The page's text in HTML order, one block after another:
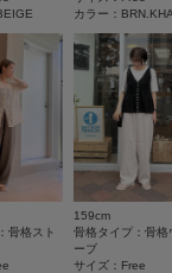
2026.7.28
骨格スト
カラー：
159cm
骨格タイプ：骨格
ーブ
サイズ：Free